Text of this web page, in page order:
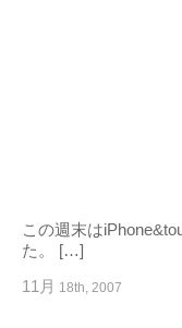
この週末は
た。 […]
11月 18th, 2007